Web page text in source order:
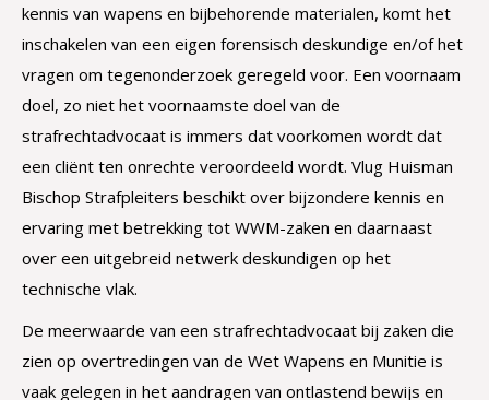
kennis van wapens en bijbehorende materialen, komt het
inschakelen van een eigen forensisch deskundige en/of het
vragen om tegenonderzoek geregeld voor. Een voornaam
doel, zo niet het voornaamste doel van de
strafrechtadvocaat is immers dat voorkomen wordt dat
een cliënt ten onrechte veroordeeld wordt. Vlug Huisman
Bischop Strafpleiters beschikt over bijzondere kennis en
ervaring met betrekking tot WWM-zaken en daarnaast
over een uitgebreid netwerk deskundigen op het
technische vlak.
De meerwaarde van een strafrechtadvocaat bij zaken die
zien op overtredingen van de Wet Wapens en Munitie is
vaak gelegen in het aandragen van ontlastend bewijs en